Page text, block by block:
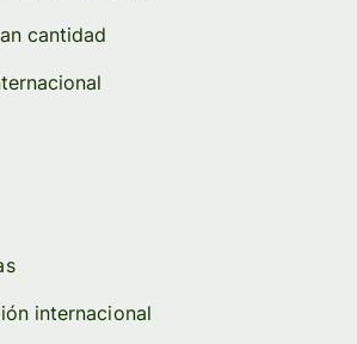
cantidad
internacional